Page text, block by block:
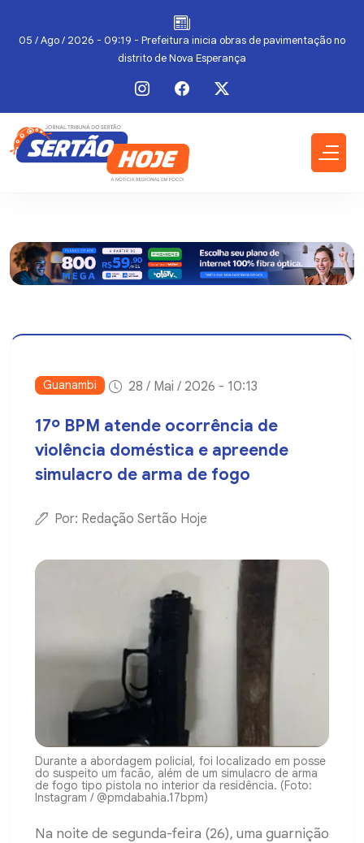
05 / Ago / 2026 - 09:19 - Prefeitura inicia obras de pavimentação no
distrito de Nova Esperança
Guanambi 28 / Mai / 2026 - 10:13
17º BPM atende ocorrência de
violência doméstica e apreende
simulacro de arma de fogo
Por: Redação Sertão Hoje
Durante a abordagem policial, foi localizado em posse
do suspeito um facão, além de um simulacro de arma
de fogo tipo pistola no interior da residência. (Foto:
Instagram / @pmdabahia.17bpm)
Na noite de segunda-feira (26), uma guarnição